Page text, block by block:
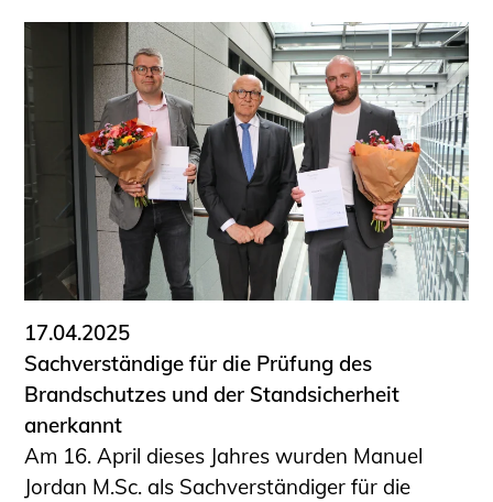
17.04.2025
Sachverständige für die Prüfung des
Brandschutzes und der Standsicherheit
anerkannt
Am 16. April dieses Jahres wurden Manuel
Jordan M.Sc. als Sachverständiger für die